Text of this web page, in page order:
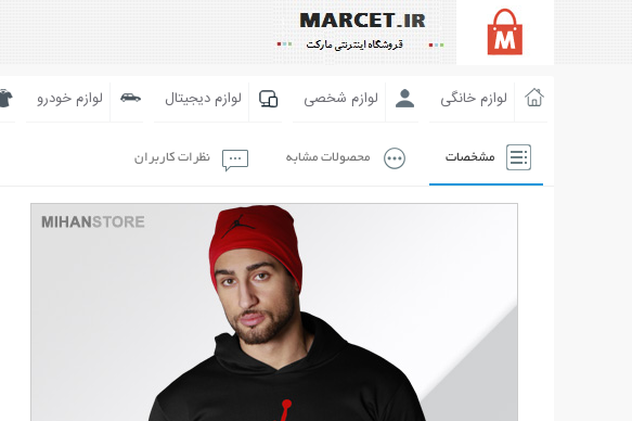
لوازم خانگی لوازم شخصی لوازم دیجیتال لوازم خودرو
مشخصات محصولات مشابه نظرات کاربران